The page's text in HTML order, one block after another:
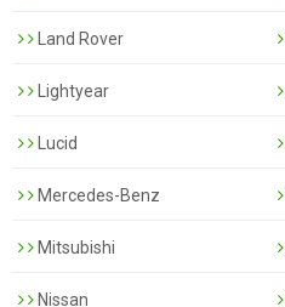
Land Rover
Lightyear
Lucid
Mercedes-Benz
Mitsubishi
Nissan